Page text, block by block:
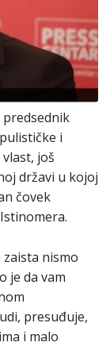
i
još
državi u kojoj
čovek
nismo
je da vam
presuđuje,
i malo